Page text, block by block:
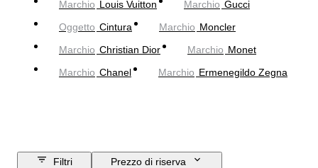
Marchio Louis Vuitton Marchio Gucci
Oggetto Cintura Marchio Moncler
Marchio Christian Dior Marchio Monet
Marchio Chanel Marchio Ermenegildo Zegna
Filtri
Prezzo di riserva